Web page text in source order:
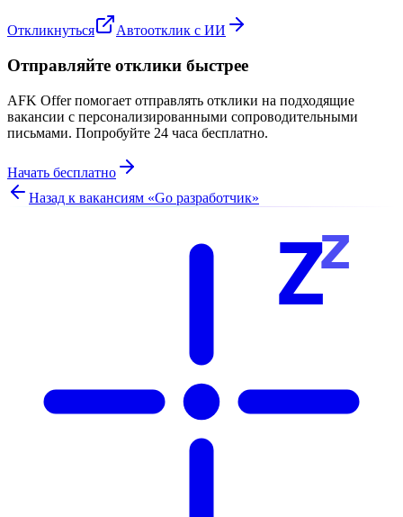
Откликнуться Автоотклик с ИИ
Отправляйте отклики быстрее
AFK Offer помогает отправлять отклики на подходящие
вакансии с персонализированными сопроводительными
письмами. Попробуйте 24 часа бесплатно.
Начать бесплатно
Назад к вакансиям «Go разработчик»
Zz